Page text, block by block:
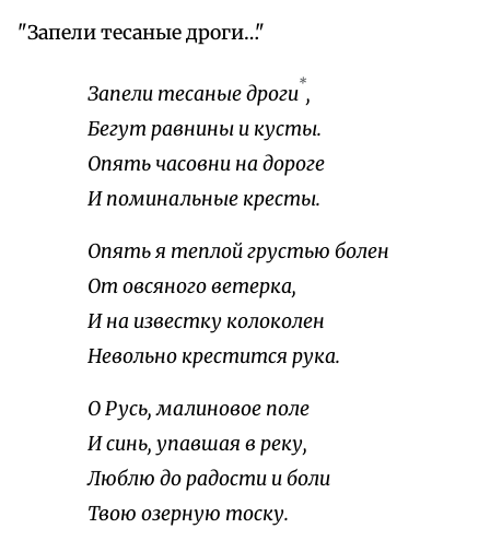
"Запели тесаные дроги…"
Запели тесаные дроги*,
Бегут равнины и кусты.
Опять часовни на дороге
И поминальные кресты.
Опять я теплой грустью болен
От овсяного ветерка,
И на известку колоколен
Невольно крестится рука.
О Русь, малиновое поле
И синь, упавшая в реку,
Люблю до радости и боли
Твою озерную тоску.